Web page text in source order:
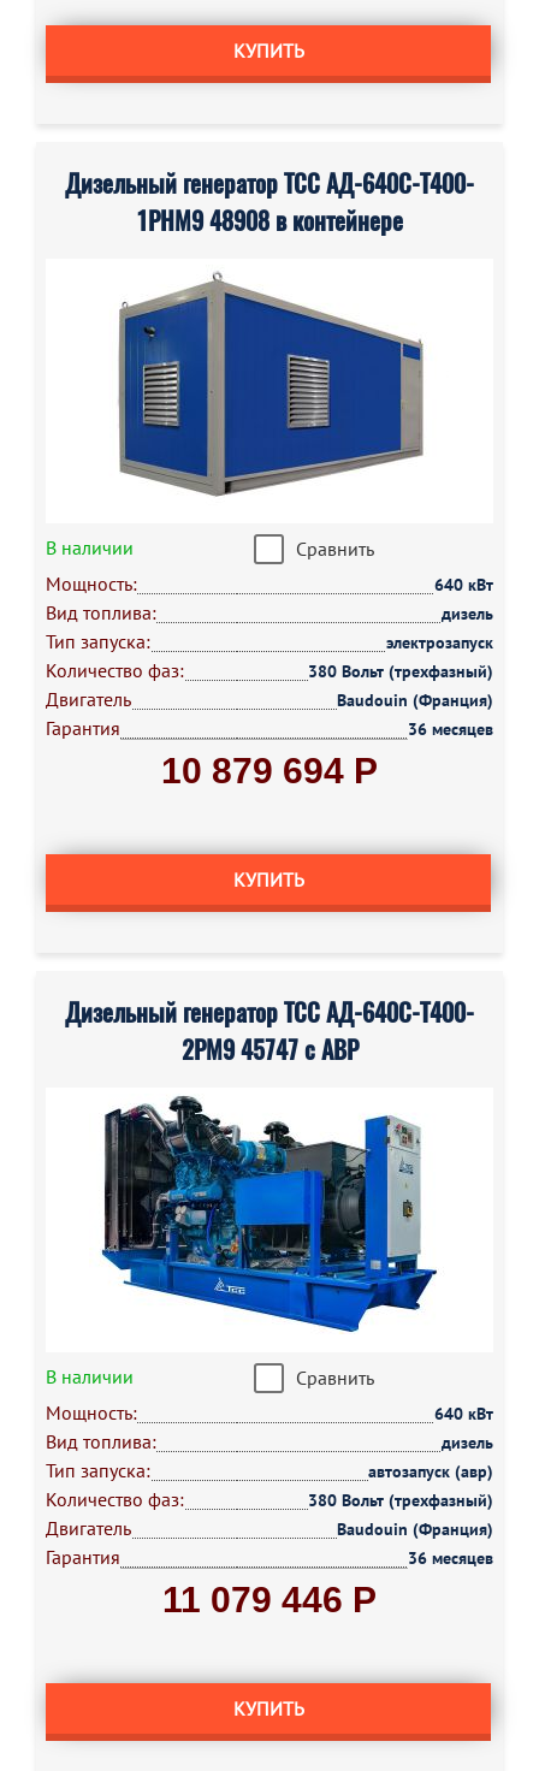
КУПИТЬ
Дизельный генератор ТСС АД-640С-Т400-
1РНМ9 48908 в контейнере
В наличии
Сравнить
Мощность:
640 кВт
Вид топлива: дизель
Тип запуска: электрозапуск
Количество фаз: 380 Вольт (трехфазный)
Двигатель Baudouin (Франция)
Гарантия 36 месяцев
10 879 694 Р
КУПИТЬ
Дизельный генератор ТСС АД-640С-Т400-
2РМ9 45747 с АВР
В наличии
Сравнить
Мощность:
640 кВт
Вид топлива: дизель
Тип запуска: автозапуск (авр)
Количество фаз: 380 Вольт (трехфазный)
Двигатель Baudouin (Франция)
Гарантия 36 месяцев
11 079 446 Р
КУПИТЬ